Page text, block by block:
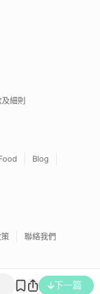
下一篇
細則
Blog
聯絡我們